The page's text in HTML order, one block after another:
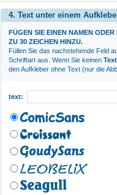
4. Text unter einem
FÜGEN SIE EINEN NAMEN
ZU 30 ZEICHEN HINZU.
Füllen Sie das nachstehende Feld
Schriftart aus. Wenn Sie keinen Text
den Aufkleber ohne Text (nur die
text: